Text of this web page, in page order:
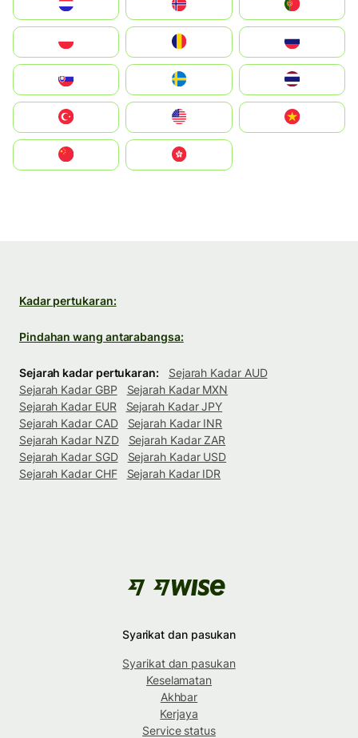
United States
中國香港特別行政區
Kadar pertukaran:
Pindahan wang antarabangsa:
Sejarah kadar pertukaran:
Sejarah Kadar AUD
Sejarah Kadar GBP
Sejarah Kadar MXN
Sejarah Kadar EUR
Sejarah Kadar JPY
Sejarah Kadar CAD
Sejarah Kadar INR
Sejarah Kadar NZD
Sejarah Kadar ZAR
Sejarah Kadar SGD
Sejarah Kadar USD
Sejarah Kadar CHF
Sejarah Kadar IDR
Syarikat dan pasukan
Syarikat dan pasukan
Keselamatan
Akhbar
Kerjaya
Service status